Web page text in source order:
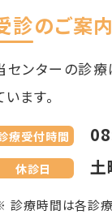
診のご案内
センターの診
います。
療受付時間
休診日 土
診療時間は各診療